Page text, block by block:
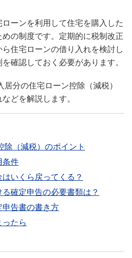
ーンを利用して住宅を購入した
めの制度です。定期的に税制改正
住宅ローンの借り入れを検討し
確認しておく必要があります。
分の住宅ローン控除（減税）
どを解説します。
除（減税）のポイント
条件
いくら戻ってくる？
確定申告の必要書類は？
告書の書き方
ったら